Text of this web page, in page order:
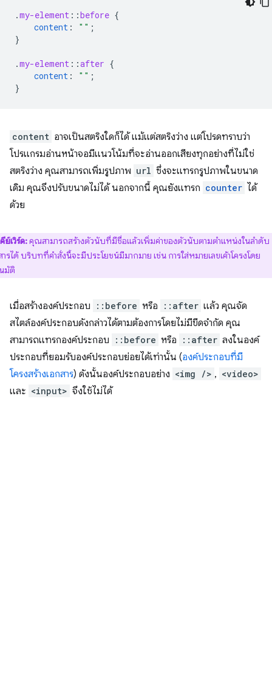
.my-element ::before {
content : "" ;
}
.my-element ::after {
content : "" ;
}
content อาจเป็นสตริงใดก็ได้ แม้แต่สตริงว่าง แต่โปรดทราบว่า
โปรแกรมอ่านหน้าจอมีแนวโน้มที่จะอ่านออกเสียงทุกอย่างที่ไม่ใช่
สตริงว่าง คุณสามารถเพิ่มรูปภาพ url ซึ่งจะแทรกรูปภาพในขนาด
เดิม คุณจึงปรับขนาดไม่ได้ นอกจากนี้ คุณยังแทรก counter ได้
ด้วย
คีย์เวิร์ด:คุณสามารถสร้างตัวนับที่มีชื่อแล้วเพิ่มค่าของตัวนับตามตำแหน่งในลำดับ
ารได้ บริบทที่คำสั่งนี้จะมีประโยชน์มีมากมาย เช่น การใส่หมายเลขเค้าโครงโดย
มัติ
เมื่อสร้างองค์ประกอบ ::before หรือ ::after แล้ว คุณจัด
สไตล์องค์ประกอบดังกล่าวได้ตามต้องการโดยไม่มีขีดจำกัด คุณ
สามารถแทรกองค์ประกอบ
::before หรือ ::after ลงในองค์
ประกอบที่ยอมรับองค์ประกอบย่อยได้เท่านั้น (องค์ประกอบที่มี
โครงสร้างเอกสาร) ดังนั้นองค์ประกอบอย่าง <img /> , <video>
และ <input> จึงใช้ไม่ได้